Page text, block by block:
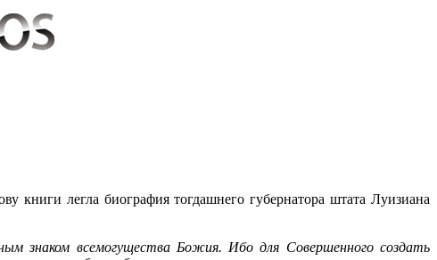
книги легла биография тогдашнего губернатора штата Луизиана
знаком всемогущества Божия. Ибо для Совершенного создать